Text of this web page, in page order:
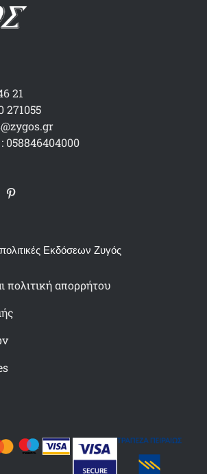
21
271055
Εκδόσεων Ζυγός
πολιτική απορρήτου